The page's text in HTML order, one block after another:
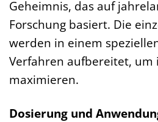
Geheimnis, das auf
Forschung basiert. Die
werden in einem
Verfahren aufbereitet, um
maximieren.
Dosierung und